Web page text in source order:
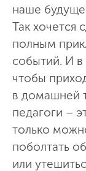
наше
Так хочется
полным
событий. И
чтобы
в домашней
педагоги –
только
поболтать
или